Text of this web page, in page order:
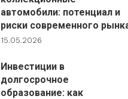
автомобили: потенциал и
риски современного
15.05.2026
Инвестиции в
долгосрочное
образование: как